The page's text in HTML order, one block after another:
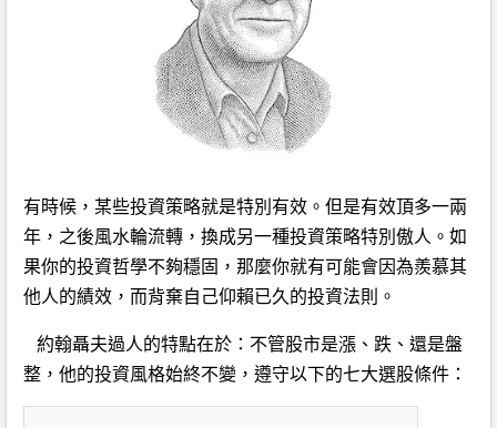
有時候，某些投資策略就是特別有效。但是有效頂多一兩
年，之後風水輪流轉，換成另一種投資策略特別傲人。如
果你的投資哲學不夠穩固，那麼你就有可能會因為羨慕其
他人的績效，而背棄自己仰賴已久的投資法則。
約翰聶夫過人的特點在於：不管股市是漲、跌、還是盤
整，他的投資風格始終不變，遵守以下的七大選股條件：